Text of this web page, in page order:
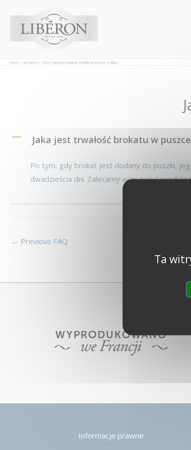
Home questions FAQs Jaka jest trwałość brokatu w puszce z farbą?
A Jaka jest trwałość brokatu w
Po tym, gdy brokat jest dodany do puszki,
dwadzieścia dni. Zalecamy więc zużyć
← Previous FAQ
Informacje prawne
Ta